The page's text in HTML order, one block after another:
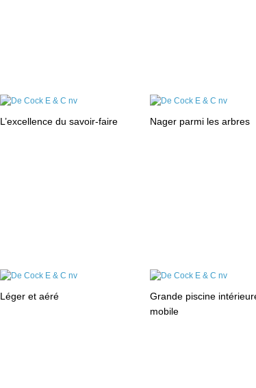
L’excellence du savoir-faire Nager parmi les arbres
Léger et aéré
Grande piscine
mobile